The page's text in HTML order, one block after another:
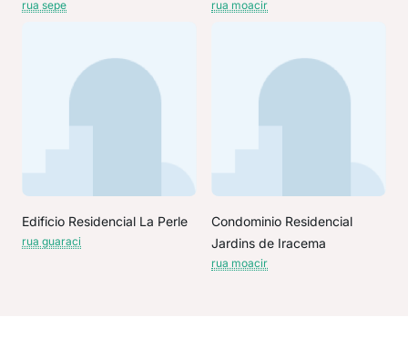
rua sepe rua moacir
Edificio Residencial La Perle
rua guaraci
Condominio Residencial
Jardins de Iracema
rua moacir